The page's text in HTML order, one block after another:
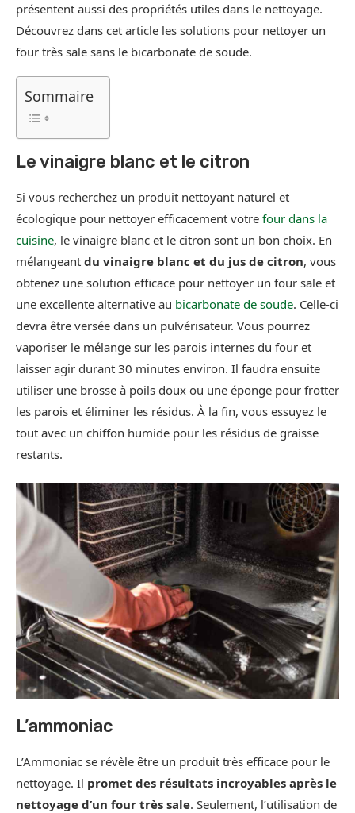
présentent aussi des propriétés utiles dans le nettoyage.
Découvrez dans cet article les solutions pour nettoyer un
four très sale sans le bicarbonate de soude.
Sommaire
Le vinaigre blanc et le citron
Si vous recherchez un produit nettoyant naturel et
écologique pour nettoyer efficacement votre four dans la
cuisine, le vinaigre blanc et le citron sont un bon choix. En
mélangeant du vinaigre blanc et du jus de citron, vous
obtenez une solution efficace pour nettoyer un four sale et
une excellente alternative au bicarbonate de soude. Celle-ci
devra être versée dans un pulvérisateur. Vous pourrez
vaporiser le mélange sur les parois internes du four et
laisser agir durant 30 minutes environ. Il faudra ensuite
utiliser une brosse à poils doux ou une éponge pour frotter
les parois et éliminer les résidus. À la fin, vous essuyez le
tout avec un chiffon humide pour les résidus de graisse
restants.
L’ammoniac
L’Ammoniac se révèle être un produit très efficace pour le
nettoyage. Il promet des résultats incroyables après le
nettoyage d’un four très sale. Seulement, l’utilisation de